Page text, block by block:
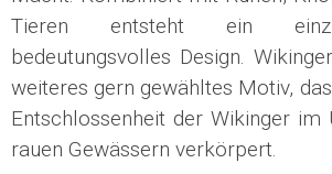
Tieren entsteht ein
bedeutungsvolles Design.
weiteres gern gewähltes Motiv,
Entschlossenheit der Wikinger im
rauen Gewässern verkörpert.